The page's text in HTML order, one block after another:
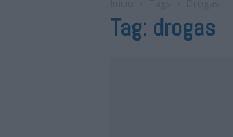
Tag: drogas